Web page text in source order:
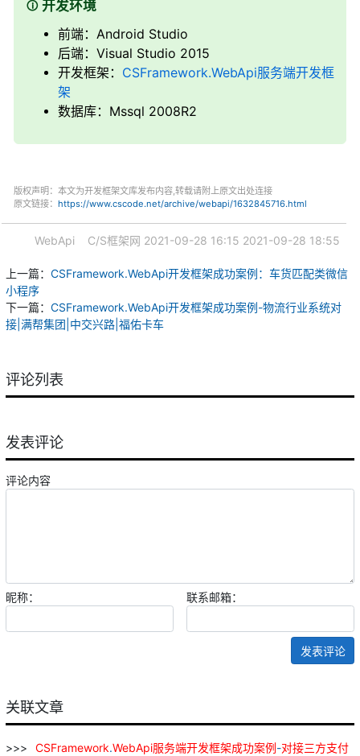
开发环境
前端：Android Studio
后端：Visual Studio 2015
开发框架： CSFramework.WebApi服务端开发框
架
数据库：Mssql 2008R2
版权声明：本文为开发框架文库发布内容,转载请附上原文出处连接
原文链接： https://www.cscode.net/archive/webapi/1632845716.html
WebApi C/S框架网 2021-09-28 16:15 2021-09-28 18:55
上一篇： CSFramework.WebApi开发框架成功案例：车货匹配类微信
小程序
下一篇： CSFramework.WebApi开发框架成功案例-物流行业系统对
接|满帮集团|中交兴路|福佑卡车
评论列表
发表评论
评论内容
昵称： 联系邮箱：
发表评论
关联文章
CSFramework.WebApi服务端开发框架成功案例-对接三方支付